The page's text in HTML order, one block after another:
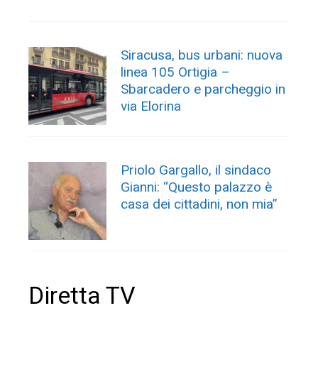
Siracusa, bus urbani: nuova
linea 105 Ortigia –
Sbarcadero e parcheggio in
via Elorina
Priolo Gargallo, il sindaco
Gianni: “Questo palazzo è
casa dei cittadini, non mia”
Diretta TV